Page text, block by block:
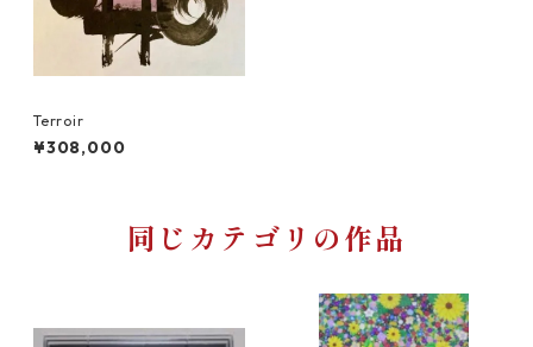
Terroir
¥308,000
同じカテゴリの作品